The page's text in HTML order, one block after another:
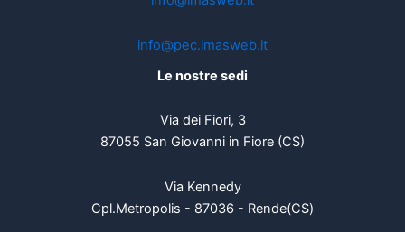
info@pec.imasweb.it
Le nostre sedi
Via dei Fiori, 3
87055 San Giovanni in Fiore (CS)
Via Kennedy
Cpl.Metropolis - 87036 - Rende(CS)